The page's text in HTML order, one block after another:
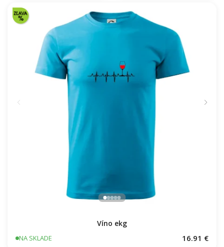
NA SKLADE 16.91 € NA SKLADE